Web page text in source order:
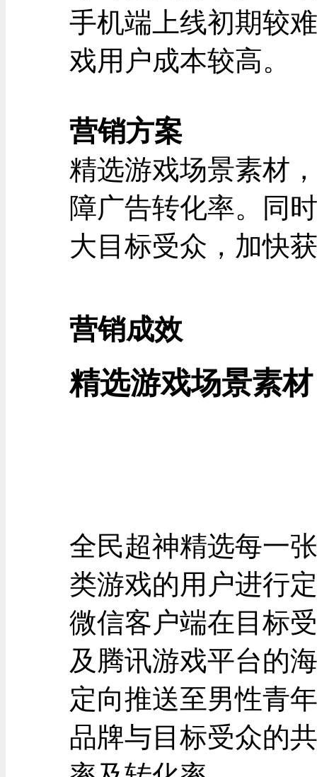
手机端上线初期较
戏用户成本较高。
营销方案
精选游戏场景素材
障广告转化率。同
大目标受众，加快
营销成效
精选游戏场景素
全民超神精选每一
类游戏的用户进行
微信客户端在目标
及腾讯游戏平台的
定向推送至男性青
品牌与目标受众的